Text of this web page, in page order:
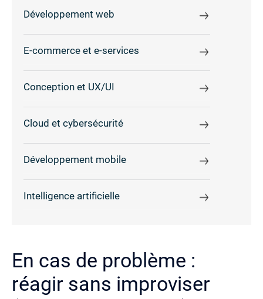
Développement web
E-commerce et e-services
Conception et UX/UI
Cloud et cybersécurité
Développement mobile
Intelligence artificielle
En cas de problème :
réagir sans improviser